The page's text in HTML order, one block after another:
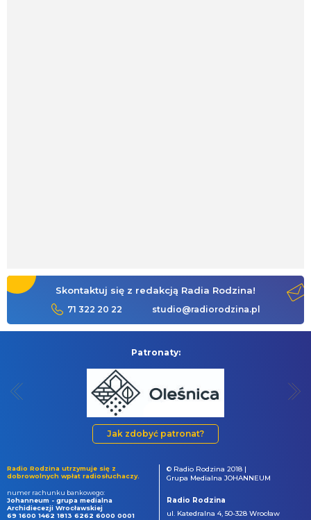
Skontaktuj się z redakcją Radia Rodzina!
71 322 20 22 studio@radiorodzina.pl
Patronaty:
Jak zdobyć patronat?
Radio Rodzina utrzymuje się z
dobrowolnych wpłat radiosłuchaczy.
numer rachunku bankowego:
Johanneum - grupa medialna
Archidiecezji Wrocławskiej
69 1600 1462 1813 6262 6000 0001
© Radio Rodzina 2018 |
Grupa Medialna JOHANNEUM
Radio Rodzina
ul. Katedralna 4, 50-328 Wrocław